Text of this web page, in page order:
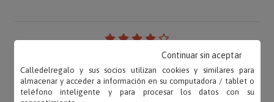
Mar – 24/09/2025
«Genial. Lo esperado. Pensaba que venia caja de
regalo. Es la única cosa que añadiría . Entrega
super...»
Calledelregalo y sus socios utilizan cookies y similares para
almacenar y acceder a información en su computadora / tablet o
teléfono inteligente y para procesar los datos con su
Continuar sin aceptar